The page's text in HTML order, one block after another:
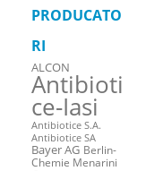
PRODUCATO
RI
ALCON
Antibioti
ce-Iasi
Antibiotice S.A.
Antibiotice SA
Bayer AG Berlin-
Chemie Menarini